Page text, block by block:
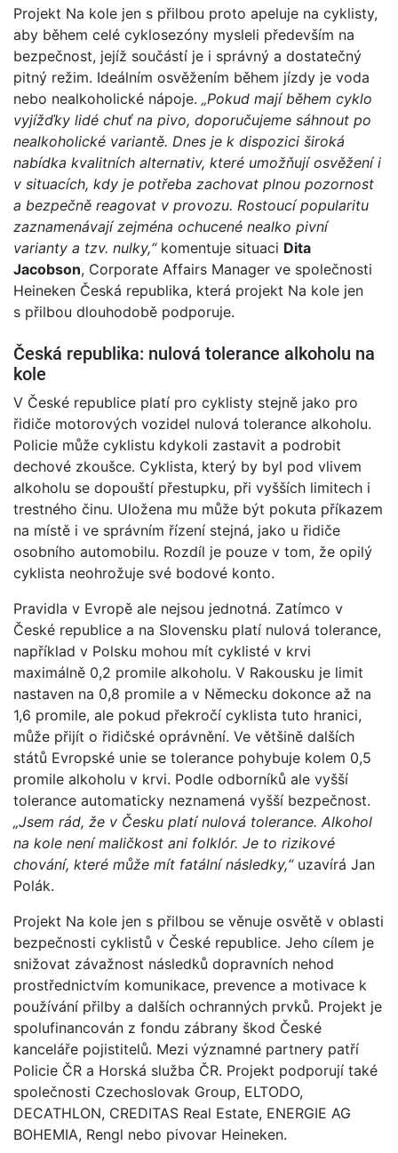
Projekt Na kole jen s přilbou proto apeluje na cyklisty,
aby během celé cyklosezóny mysleli především na
bezpečnost, jejíž součástí je i správný a dostatečný
pitný režim. Ideálním osvěžením během jízdy je voda
nebo nealkoholické nápoje. „Pokud mají během cyklo
vyjížďky lidé chuť na pivo, doporučujeme sáhnout po
nealkoholické variantě. Dnes je k dispozici široká
nabídka kvalitních alternativ, které umožňují osvěžení i
v situacích, kdy je potřeba zachovat plnou pozornost
a bezpečně reagovat v provozu. Rostoucí popularitu
zaznamenávají zejména ochucené nealko pivní
varianty a tzv. nulky,“komentuje situaci Dita
Jacobson, Corporate Affairs Manager ve společnosti
Heineken Česká republika, která projekt Na kole jen
s přilbou dlouhodobě podporuje.
Česká republika: nulová tolerance alkoholu na
kole
V České republice platí pro cyklisty stejně jako pro
řidiče motorových vozidel nulová tolerance alkoholu.
Policie může cyklistu kdykoli zastavit a podrobit
dechové zkoušce. Cyklista, který by byl pod vlivem
alkoholu se dopouští přestupku, při vyšších limitech i
trestného činu. Uložena mu může být pokuta příkazem
na místě i ve správním řízení stejná, jako u řidiče
osobního automobilu. Rozdíl je pouze v tom, že opilý
cyklista neohrožuje své bodové konto.
Pravidla v Evropě ale nejsou jednotná. Zatímco v
České republice a na Slovensku platí nulová tolerance,
například v Polsku mohou mít cyklisté v krvi
maximálně 0,2 promile alkoholu. V Rakousku je limit
nastaven na 0,8 promile a v Německu dokonce až na
1,6 promile, ale pokud překročí cyklista tuto hranici,
může přijít o řidičské oprávnění. Ve většině dalších
států Evropské unie se tolerance pohybuje kolem 0,5
promile alkoholu v krvi. Podle odborníků ale vyšší
tolerance automaticky neznamená vyšší bezpečnost.
„Jsem rád, že v Česku platí nulová tolerance. Alkohol
na kole není maličkost ani folklór. Je to rizikové
chování, které může mít fatální následky,“ uzavírá Jan
Polák.
Projekt Na kole jen s přilbou se věnuje osvětě v oblasti
bezpečnosti cyklistů v České republice. Jeho cílem je
snižovat závažnost následků dopravních nehod
prostřednictvím komunikace, prevence a motivace k
používání přilby a dalších ochranných prvků. Projekt je
spolufinancován z fondu zábrany škod České
kanceláře pojistitelů. Mezi významné partnery patří
Policie ČR a Horská služba ČR. Projekt podporují také
společnosti Czechoslovak Group, ELTODO,
DECATHLON, CREDITAS Real Estate, ENERGIE AG
BOHEMIA, Rengl nebo pivovar Heineken.